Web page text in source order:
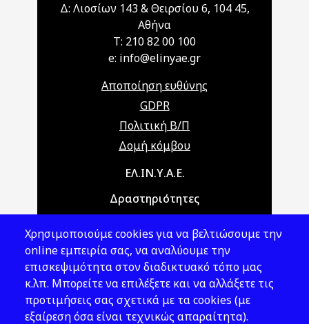
Δ: Λιοσίων 143 & Θειρσίου 6, 104 45,
Αθήνα
T: 210 82 00 100
e: info@elinyae.gr
Αποποίηση ευθύνης
GDPR
Πολιτική Β/Π
Δομή κόμβου
Main navigationΕΛ.ΙΝ.Υ.Α.Ε.
Δραστηριότητες
Νομοθεσία
Εκδόσεις
Νέα - Εκδηλώσεις
Χρησιμοποιούμε cookies για να βελτιώσουμε την
online εμπειρία σας, να αναλύουμε την
επισκεψιμότητα στον διαδικτυακό τόπο μας
κ.λπ. Μπορείτε να επιλέξετε και να αλλάξετε τις
προτιμήσεις σας σχετικά με τα cookies (με
εξαίρεση όσα είναι τεχνικώς απαραίτητα).